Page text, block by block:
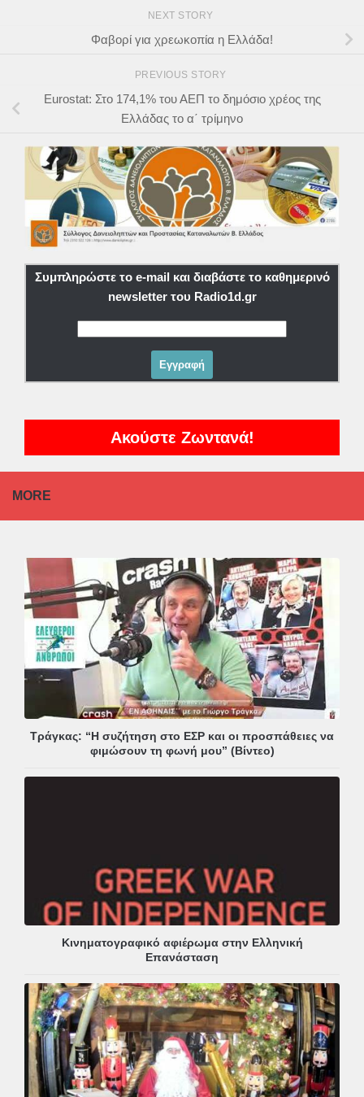
NEXT STORY
Φαβορί για χρεωκοπία η Ελλάδα!
PREVIOUS STORY
Eurostat: Στο 174,1% του ΑΕΠ το δημόσιο χρέος της
Ελλάδας το α΄ τρίμηνο
Συμπληρώστε το e-mail και διαβάστε το καθημερινό
newsletter του Radio1d.gr
Ακούστε Ζωντανά!
MORE
Τράγκας: “Η συζήτηση στο ΕΣΡ και οι προσπάθειες να
φιμώσουν τη φωνή μου” (Βίντεο)
Κινηματογραφικό αφιέρωμα στην Ελληνική
Επανάσταση